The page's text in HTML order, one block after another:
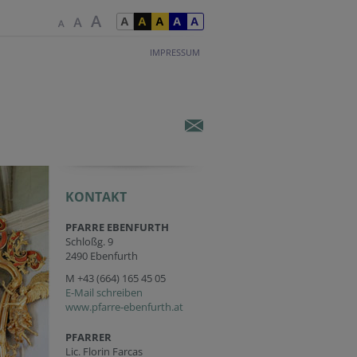
IMPRESSUM
KONTAKT
PFARRE EBENFURTH
Schloßg. 9
2490 Ebenfurth
M +43 (664) 165 45 05
E-Mail schreiben
www.pfarre-ebenfurth.at
PFARRER
Lic. Florin Farcas